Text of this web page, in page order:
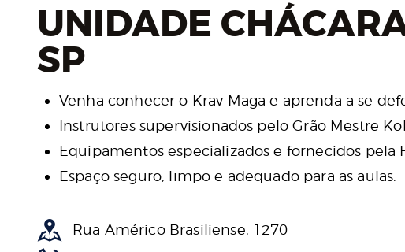
UNIDADE
SP
Venha conhecer o Krav Maga e aprenda a se
Instrutores supervisionados pelo Grão Mestre
Equipamentos especializados e fornecidos pela
Espaço seguro, limpo e adequado para as aulas.
Rua Américo Brasiliense, 1270